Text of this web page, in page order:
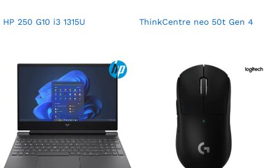
HP 250 G10 i3 1315U ThinkCentre neo 50t Gen 4